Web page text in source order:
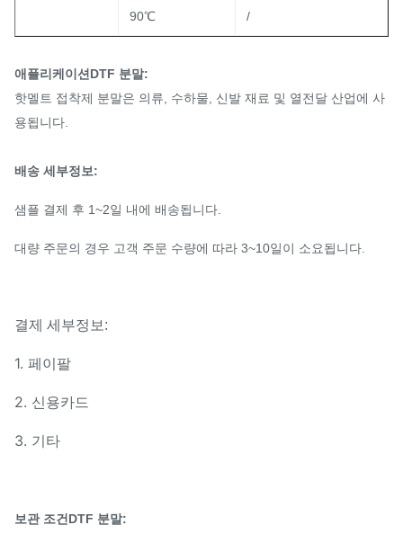
90℃ /
애플리케이션 DTF 분말:
핫멜트 접착제 분말은 의류, 수하물, 신발 재료 및 열전달 산업에 사
용됩니다.
배송 세부정보:
샘플 결제 후 1~2일 내에 배송됩니다.
대량 주문의 경우 고객 주문 수량에 따라 3~10일이 소요됩니다.
결제 세부정보:
1. 페이팔
2. 신용카드
3. 기타
보관 조건 DTF 분말: